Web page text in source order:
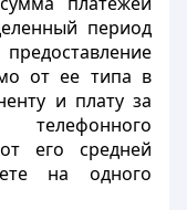
период
от ее типа в
и плату за
телефонного
его средней
на одного